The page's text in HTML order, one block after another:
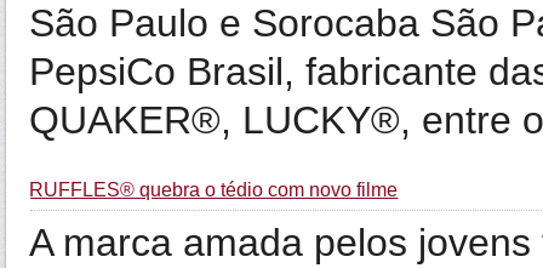
São Paulo e Sorocaba São
PepsiCo Brasil, fabricante
QUAKER®, LUCKY®, entre
RUFFLES® quebra o tédio com novo filme
A marca amada pelos